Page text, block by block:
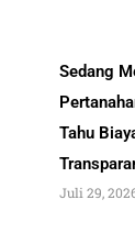
Sedang
Tahu
Juli 29,